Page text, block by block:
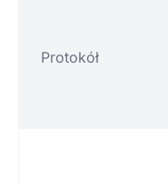
Protokół